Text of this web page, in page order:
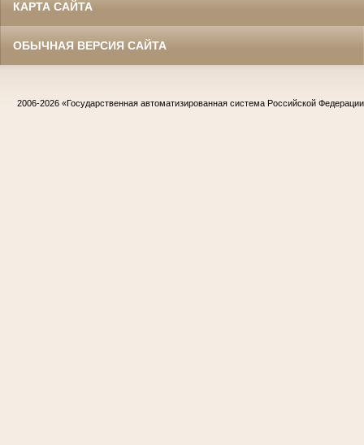
КАРТА САЙТА
ОБЫЧНАЯ ВЕРСИЯ САЙТА
2006-2026 «Государственная автоматизированная система Российской